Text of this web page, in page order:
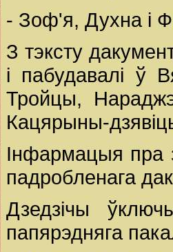
- Зоф'я, Духна і
З тэксту
і пабудавалі ў
Тройцы,
Кацярыны-
Інфармацыя пра
падробленага
Дзедзічы
папярэдняга